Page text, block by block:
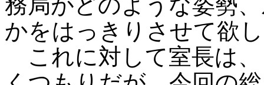
かをはっきりさせて欲
これに対して室長は